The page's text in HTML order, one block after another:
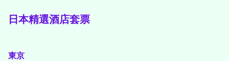
日本精選酒店套票
東京